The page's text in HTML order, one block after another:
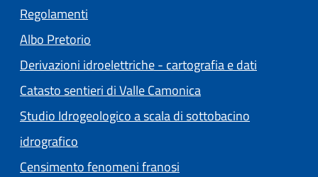
Regolamenti
Albo Pretorio
Derivazioni idroelettriche - cartografia e dati
Catasto sentieri di Valle Camonica
Studio Idrogeologico a scala di sottobacino
idrografico
Censimento fenomeni franosi